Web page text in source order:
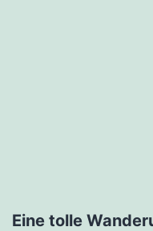
Eine tolle